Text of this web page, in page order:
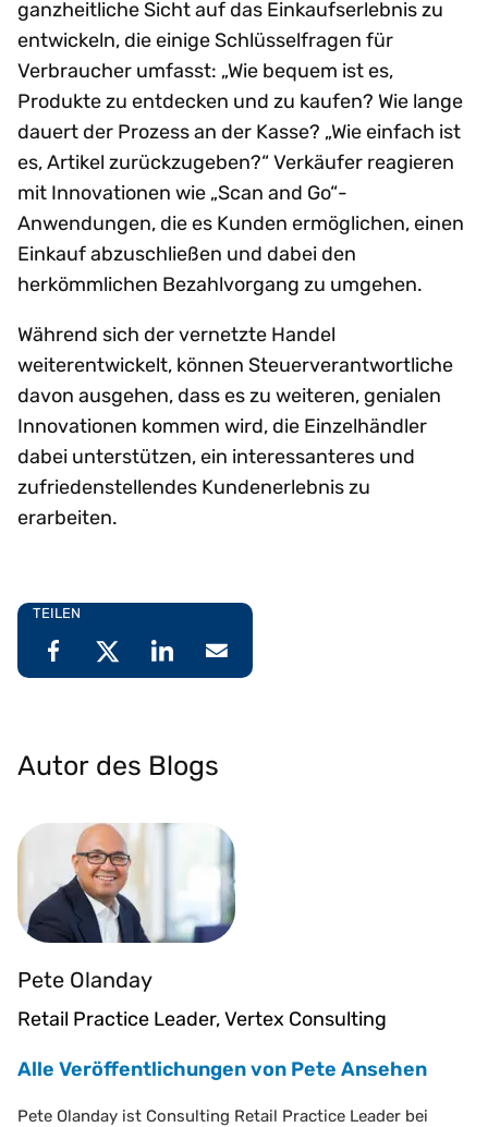
ganzheitliche Sicht auf das Einkaufserlebnis zu
entwickeln, die einige Schlüsselfragen für
Verbraucher umfasst: „Wie bequem ist es,
Produkte zu entdecken und zu kaufen? Wie lange
dauert der Prozess an der Kasse? „Wie einfach ist
es, Artikel zurückzugeben?“ Verkäufer reagieren
mit Innovationen wie „Scan and Go“-
Anwendungen, die es Kunden ermöglichen, einen
Einkauf abzuschließen und dabei den
herkömmlichen Bezahlvorgang zu umgehen.
Während sich der vernetzte Handel
weiterentwickelt, können Steuerverantwortliche
davon ausgehen, dass es zu weiteren, genialen
Innovationen kommen wird, die Einzelhändler
dabei unterstützen, ein interessanteres und
zufriedenstellendes Kundenerlebnis zu
erarbeiten.
TEILEN
Autor des Blogs
Pete Olanday
Retail Practice Leader, Vertex Consulting
Alle Veröffentlichungen von Pete Ansehen
Pete Olanday ist Consulting Retail Practice Leader bei